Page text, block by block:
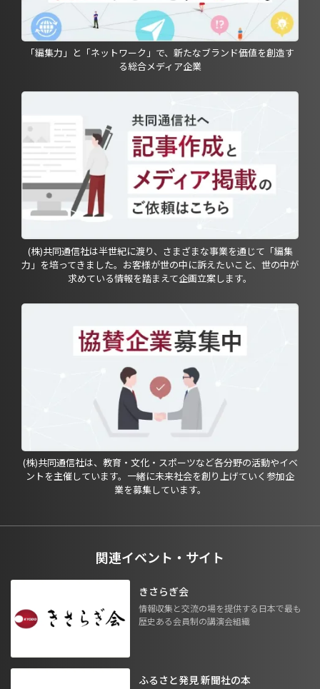
「編集力」と「ネットワーク」で、新たなブランド価値を創造す
る総合メディア企業
(株)共同通信社は半世紀に渡り、さまざまな事業を通じて「編集
力」を培ってきました。お客様が世の中に訴えたいこと、世の中が
求めている情報を踏まえて企画立案します。
(株)共同通信社は、教育・文化・スポーツなど各分野の活動やイベ
ントを主催しています。一緒に未来社会を創り上げていく参加企
業を募集しています。
関連イベント・サイト
きさらぎ会
情報収集と交流の場を提供する日本で最も
歴史ある会員制の講演会組織
ふるさと発見 新聞社の本